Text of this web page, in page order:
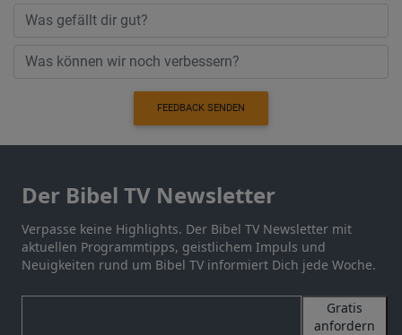
FEEDBACK SENDEN
Der Bibel TV Newsletter
Verpasse keine Highlights. Der Bibel TV Newsletter mit
aktuellen Programmtipps, geistlichem Impuls und
Neuigkeiten rund um Bibel TV informiert Dich jede Woche.
Gratis
anfordern